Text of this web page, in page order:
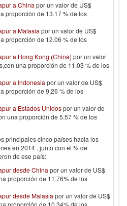
a China por un valor de US$
proporción de 13.17 % de los
a Malasia por un valor de US$
proporción de 12.06 % de los
a Hong Kong (China) por un valor
una proporción de 11.03 % de los
a Indonesia por un valor de US$
proporción de 9.26 % de los
a Estados Unidospor un valor de
una proporción de 5.57 % de los
principales cinco países hacia los
en 2014 , junto con el % de
de ese país:
desde China por un valor de US$
proporción de 11.76% de los
desde Malasia por un valor de US$
proporción de 10.34% de los